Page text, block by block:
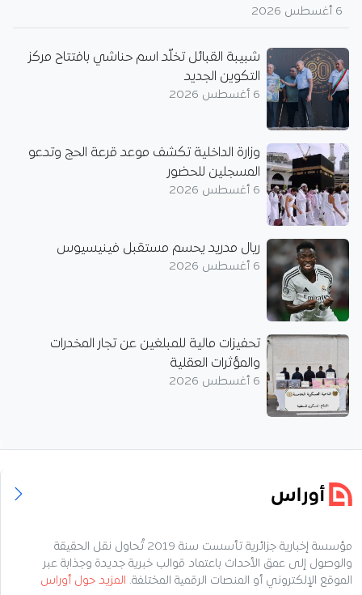
6 أغسطس 2026
شبيبة القبائل تخلّد اسم حناشي بافتتاح مركز
التكوين الجديد
6 أغسطس 2026
وزارة الداخلية تكشف موعد قرعة الحج وتدعو
المسجلين للحضور
6 أغسطس 2026
ريال مدريد يحسم مستقبل فينيسيوس
6 أغسطس 2026
تحفيزات مالية للمبلغين عن تجار المخدرات
والمؤثرات العقلية
6 أغسطس 2026
مؤسسة إخبارية جزائرية تأسست سنة 2019 تُحاول نقل الحقيقة
والوصول إلى عمق الأحداث باعتماد قوالب خبرية جديدة وجذابة عبر
الموقع الإلكتروني أو المنصات الرقمية المختلفة. المزيد حول أوراس